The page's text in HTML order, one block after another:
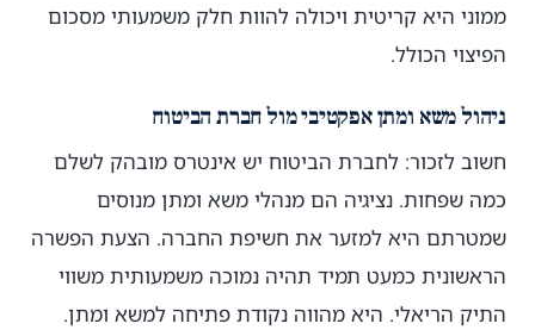
ממוני היא קריטית ויכולה להוות חלק משמעותי מסכום
הפיצוי הכולל.
ניהול משא ומתן אפקטיבי מול חברת הביטוח
חשוב לזכור: לחברת הביטוח יש אינטרס מובהק לשלם
כמה שפחות. נציגיה הם מנהלי משא ומתן מנוסים
שמטרתם היא למזער את חשיפת החברה. הצעת הפשרה
הראשונית כמעט תמיד תהיה נמוכה משמעותית משווי
התיק הריאלי. היא מהווה נקודת פתיחה למשא ומתן.